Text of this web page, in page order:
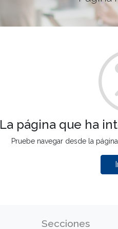
La página que ha
Pruebe navegar desde la
Secciones